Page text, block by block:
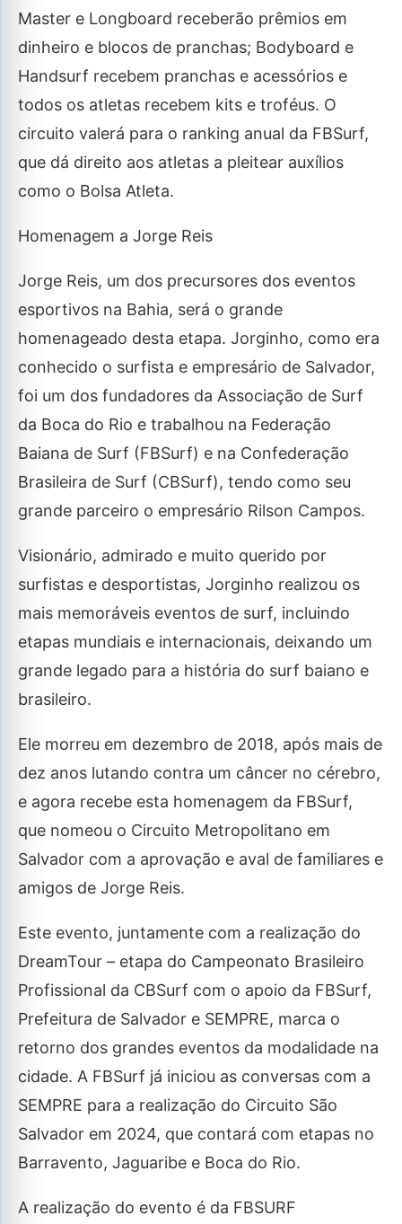
Master e Longboard receberão prêmios em
dinheiro e blocos de pranchas; Bodyboard e
Handsurf recebem pranchas e acessórios e
todos os atletas recebem kits e troféus. O
circuito valerá para o ranking anual da FBSurf,
que dá direito aos atletas a pleitear auxílios
como o Bolsa Atleta.
Homenagem a Jorge Reis
Jorge Reis, um dos precursores dos eventos
esportivos na Bahia, será o grande
homenageado desta etapa. Jorginho, como era
conhecido o surfista e empresário de Salvador,
foi um dos fundadores da Associação de Surf
da Boca do Rio e trabalhou na Federação
Baiana de Surf (FBSurf) e na Confederação
Brasileira de Surf (CBSurf), tendo como seu
grande parceiro o empresário Rilson Campos.
Visionário, admirado e muito querido por
surfistas e desportistas, Jorginho realizou os
mais memoráveis eventos de surf, incluindo
etapas mundiais e internacionais, deixando um
grande legado para a história do surf baiano e
brasileiro.
Ele morreu em dezembro de 2018, após mais de
dez anos lutando contra um câncer no cérebro,
e agora recebe esta homenagem da FBSurf,
que nomeou o Circuito Metropolitano em
Salvador com a aprovação e aval de familiares e
amigos de Jorge Reis.
Este evento, juntamente com a realização do
DreamTour – etapa do Campeonato Brasileiro
Profissional da CBSurf com o apoio da FBSurf,
Prefeitura de Salvador e SEMPRE, marca o
retorno dos grandes eventos da modalidade na
cidade. A FBSurf já iniciou as conversas com a
SEMPRE para a realização do Circuito São
Salvador em 2024, que contará com etapas no
Barravento, Jaguaribe e Boca do Rio.
A realização do evento é da FBSURF